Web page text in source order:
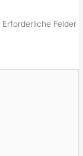
Erforderliche Felder